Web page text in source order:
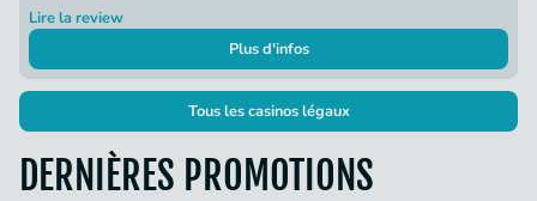
Lire la review
Plus d'infos
Tous les casinos légaux
DERNIÈRES PROMOTIONS